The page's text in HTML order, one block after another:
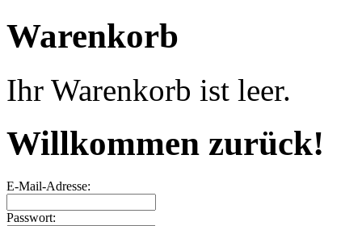
Warenkorb
Ihr Warenkorb ist leer.
Willkommen zurück!
E-Mail-Adresse:
Passwort: